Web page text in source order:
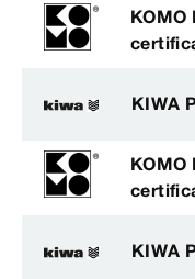
KOMO
KIWA
KOMO
KIWA